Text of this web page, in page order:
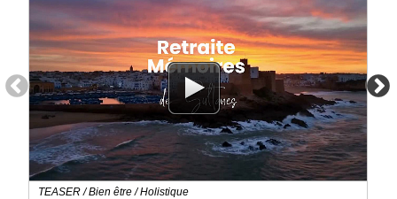
TEASER / Bien être / Holistique